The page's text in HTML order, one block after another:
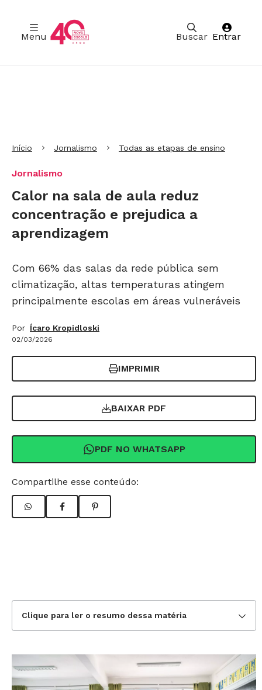
Buscar
Menu Entrar
Início Jornalismo Todas as etapas de ensino
Jornalismo
Calor na sala de aula reduz
concentração e prejudica a
aprendizagem
Com 66% das salas da rede pública sem
climatização, altas temperaturas atingem
principalmente escolas em áreas vulneráveis
Por Ícaro Kropidloski
02/03/2026
IMPRIMIR
BAIXAR PDF
PDF NO WHATSAPP
Compartilhe esse conteúdo:
Clique para ler o resumo dessa matéria